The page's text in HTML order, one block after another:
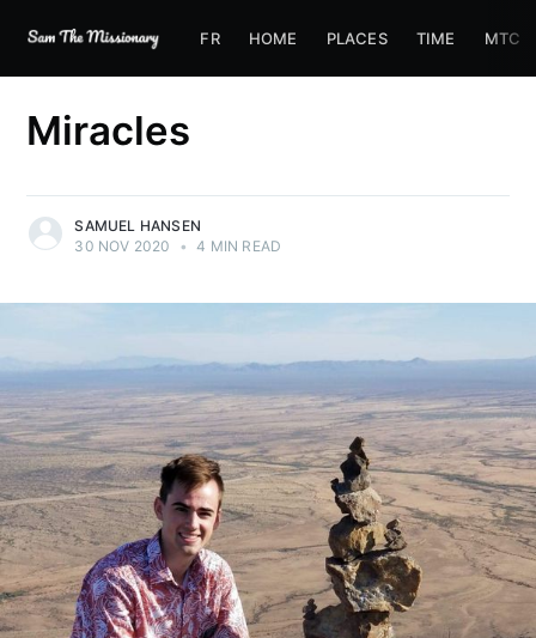
FR HOME PLACES TIME MTC
Miracles
SAMUEL HANSEN
30 NOV 2020
• 4 MIN READ